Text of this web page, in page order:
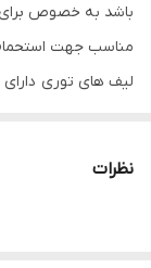
باشد به خصوص برای
مناسب جهت
لیف های توری
نظرات